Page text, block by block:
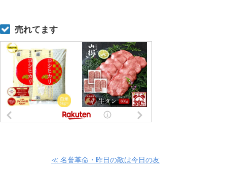
売れてます
≪ 名誉革命・昨日の敵は今日の友